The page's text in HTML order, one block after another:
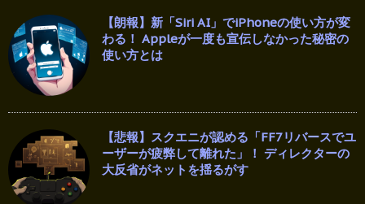
【朗報】新「Siri AI」でiPhoneの使い方が変
わる！ Appleが一度も宣伝しなかった秘密の
使い方とは
【悲報】スクエニが認める「FF7リバースでユ
ーザーが疲弊して離れた」！ ディレクターの
大反省がネットを揺るがす